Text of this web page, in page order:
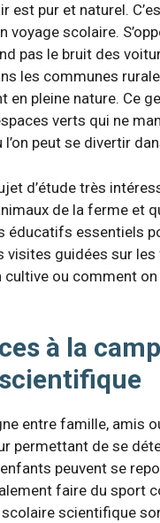
est pur et naturel.
scolaire.
pas le bruit des
les communes
pleine nature. Ce
verts qui ne
peut se divertir
d’étude très
de la ferme et
essentiels
visites guidées sur
ou comment
à la
entre famille, amis
permettant de se
peuvent se
faire du sport
scientifique